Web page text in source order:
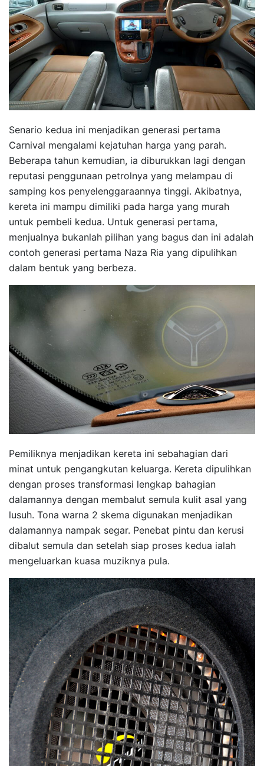
Senario kedua ini menjadikan generasi pertama
Carnival mengalami kejatuhan harga yang parah.
Beberapa tahun kemudian, ia diburukkan lagi dengan
reputasi penggunaan petrolnya yang melampau di
samping kos penyelenggaraannya tinggi. Akibatnya,
kereta ini mampu dimiliki pada harga yang murah
untuk pembeli kedua. Untuk generasi pertama,
menjualnya bukanlah pilihan yang bagus dan ini adalah
contoh generasi pertama Naza Ria yang dipulihkan
dalam bentuk yang berbeza.
Pemiliknya menjadikan kereta ini sebahagian dari
minat untuk pengangkutan keluarga. Kereta dipulihkan
dengan proses transformasi lengkap bahagian
dalamannya dengan membalut semula kulit asal yang
lusuh. Tona warna 2 skema digunakan menjadikan
dalamannya nampak segar. Penebat pintu dan kerusi
dibalut semula dan setelah siap proses kedua ialah
mengeluarkan kuasa muziknya pula.